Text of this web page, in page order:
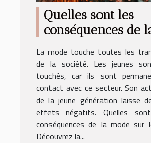
Quelles sont les
conséquences de
génération ?
La mode touche toutes les
de la société. Les jeunes
touchés, car ils sont
contact avec ce secteur. Son
de la jeune génération laisse
effets négatifs. Quelles
conséquences de la mode sur
Découvrez la...